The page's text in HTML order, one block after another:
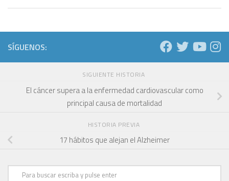
SÍGUENOS:
SIGUIENTE HISTORIA
El cáncer supera a la enfermedad cardiovascular como
principal causa de mortalidad
HISTORIA PREVIA
17 hábitos que alejan el Alzheimer